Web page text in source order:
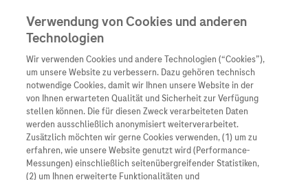
Unternehmen
Übersicht
Wer wir sind
Innovation
Übersicht
Forschung
Übersicht
Arzneimittel
Diagnostik
Verwendung von Cookies und anderen
Technologien
Wir verwenden Cookies und andere Technologien (“Cookies”),
um unsere Website zu verbessern. Dazu gehören technisch
notwendige Cookies, damit wir Ihnen unsere Website in der
von Ihnen erwarteten Qualität und Sicherheit zur Verfügung
stellen können. Die für diesen Zweck verarbeiteten Daten
werden ausschließlich anonymisiert weiterverarbeitet.
Zusätzlich möchten wir gerne Cookies verwenden, (1) um zu
erfahren, wie unsere Website genutzt wird (Performance-
Messungen) einschließlich seitenübergreifender Statistiken,
(2) um Ihnen erweiterte Funktionalitäten und